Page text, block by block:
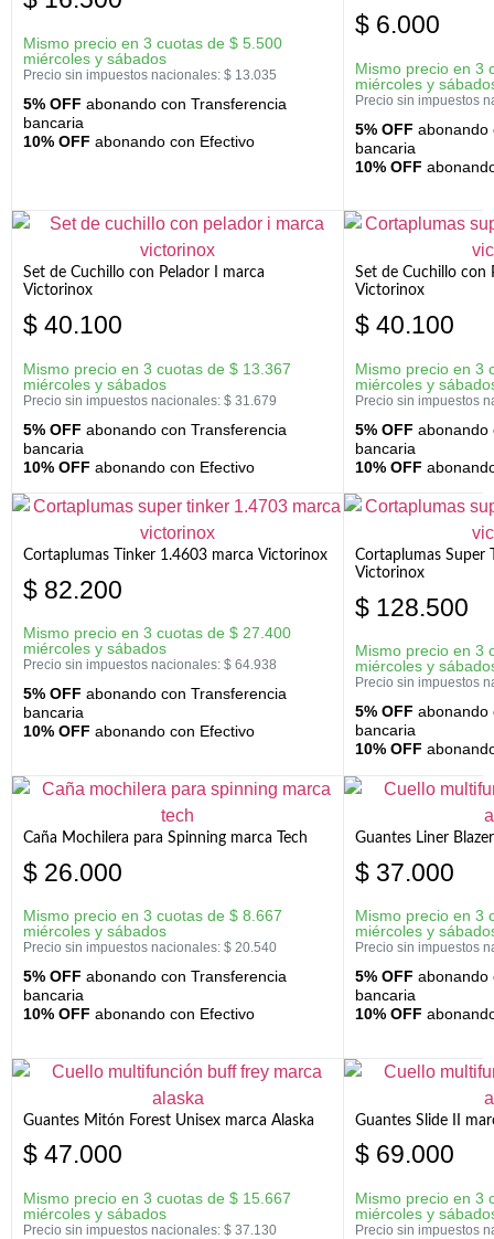
Mismo precio en 3 cuotas de $ 5.500
miércoles y sábados
Precio sin impuestos nacionales: $ 13.035
5% OFF abonando con Transferencia
bancaria
10% OFF abonando con Efectivo
$ 6.000
Mismo precio en 3
miércoles y
Precio sin impuestos
5% OFF abonando
bancaria
10% OFF
Set de Cuchillo con Pelador I marca
Victorinox
$ 40.100
Mismo precio en 3 cuotas de $ 13.367
miércoles y sábados
Precio sin impuestos nacionales: $ 31.679
5% OFF abonando con Transferencia
bancaria
10% OFF abonando con Efectivo
Set de Cuchillo con
Victorinox
$ 40.100
Mismo precio en 3
miércoles y
Precio sin impuestos
5% OFF abonando
bancaria
10% OFF
Cortaplumas Tinker 1.4603 marca Victorinox
$ 82.200
Mismo precio en 3 cuotas de $ 27.400
miércoles y sábados
Precio sin impuestos nacionales: $ 64.938
5% OFF abonando con Transferencia
bancaria
10% OFF abonando con Efectivo
Cortaplumas Super
Victorinox
$ 128.500
Mismo precio en 3
miércoles y
Precio sin impuestos
5% OFF abonando
bancaria
10% OFF
Caña Mochilera para Spinning marca Tech
$ 26.000
Mismo precio en 3 cuotas de $ 8.667
miércoles y sábados
Precio sin impuestos nacionales: $ 20.540
5% OFF abonando con Transferencia
bancaria
10% OFF abonando con Efectivo
Guantes Liner
$ 37.000
Mismo precio en 3
miércoles y
Precio sin impuestos
5% OFF abonando
bancaria
10% OFF
Guantes Mitón Forest Unisex marca Alaska
$ 47.000
Mismo precio en 3 cuotas de $ 15.667
miércoles y sábados
Precio sin impuestos nacionales: $ 37.130
Guantes Slide II
$ 69.000
Mismo precio en 3
miércoles y
Precio sin impuestos